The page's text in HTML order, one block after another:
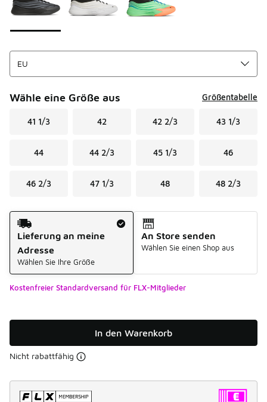
Wähle eine Größe aus Größentabelle
41 1/3 42 42 2/3 43 1/3
44 44 2/3 45 1/3 46
46 2/3 47 1/3 48 48 2/3
Versandart
Lieferung an meine
Adresse
Wählen Sie Ihre Größe
An Store senden
Wählen Sie einen Shop aus
Kostenfreier Standardversand für FLX-Mitglieder
In den Warenkorb
Nicht rabattfähig